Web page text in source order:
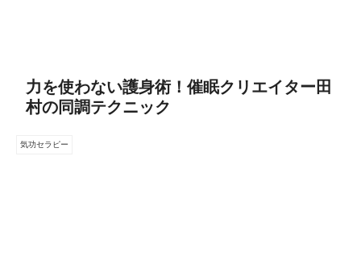
力を使わない護身術！催眠クリエイター田
村の同調テクニック
気功セラピー